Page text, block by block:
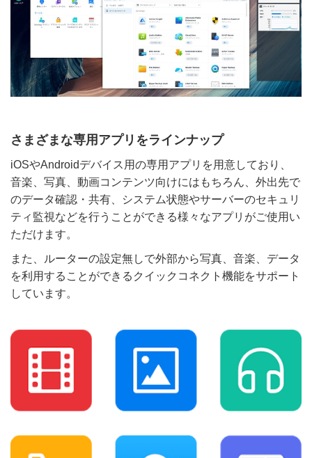
さまざまな専用アプリをラインナップ
iOSやAndroidデバイス用の専用アプリを用意しており、
音楽、写真、動画コンテンツ向けにはもちろん、外出先で
のデータ確認・共有、システム状態やサーバーのセキュリ
ティ監視などを行うことができる様々なアプリがご使用い
ただけます。
また、ルーターの設定無しで外部から写真、音楽、データ
を利用することができるクイックコネクト機能をサポート
しています。